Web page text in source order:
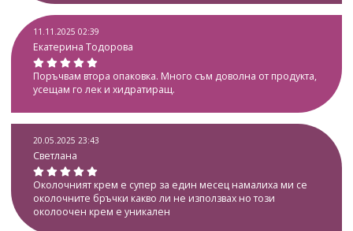
11.11.2025 02:39
Екатерина Тодорова
Поръчвам втора опаковка. Много съм доволна от продукта,
усещам го лек и хидратиращ.
20.05.2025 23:43
Светлана
Околочният крем е супер за един месец намалиха ми се
околочните бръчки какво ли не използвах но този
околоочен крем е уникален